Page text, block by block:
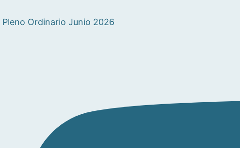
Pleno Ordinario Junio 2026